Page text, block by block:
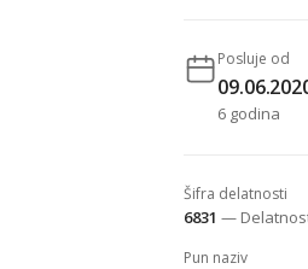
Posluje od
6 godina
Šifra delatnosti
6831 —
Pun naziv